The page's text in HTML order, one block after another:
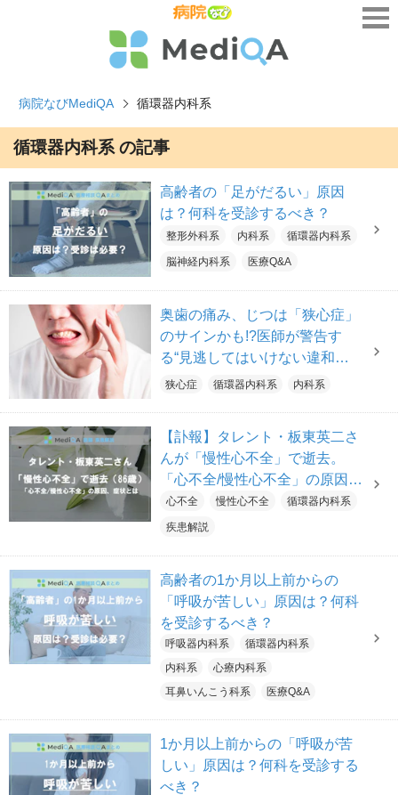
病院なびMediQA 循環器内科系
循環器内科系 の記事
高齢者の「足がだるい」原因
は？何科を受診するべき？
整形外科系 内科系 循環器内科系
脳神経内科系 医療Q&A
奥歯の痛み、じつは「狭心症」
のサインかも!?医師が警告す
る“見逃してはいけない違和
感”と発症リスクを高める生活
狭心症 循環器内科系 内科系
【訃報】タレント・板東英二さ
んが「慢性心不全」で逝去。
「心不全/慢性心不全」の原因、
症状とは
心不全 慢性心不全 循環器内科系
疾患解説
高齢者の1か月以上前からの
「呼吸が苦しい」原因は？何科
を受診するべき？
呼吸器内科系
循環器内科系
内科系
心療内科系
耳鼻いんこう科系
医療Q&A
1か月以上前からの「呼吸が苦
しい」原因は？何科を受診する
べき？